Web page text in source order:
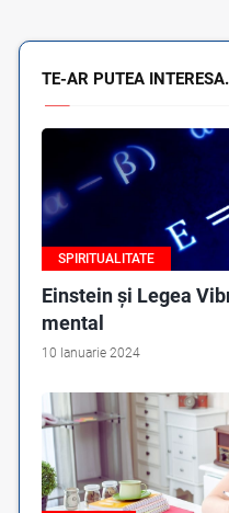
TE-AR PUTEA
SPIRITUALITATE
Einstein și Legea
mental
10 Ianuarie 2024